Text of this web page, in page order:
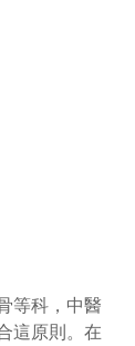
等科，中醫
這原則。在